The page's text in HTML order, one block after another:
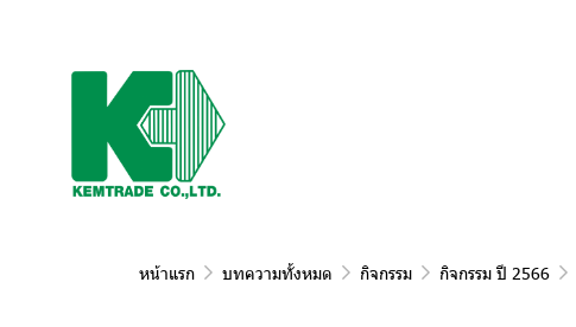
หน้าแรก บทความทั้งหมด กิจกรรม กิจกรรม ปี 2566